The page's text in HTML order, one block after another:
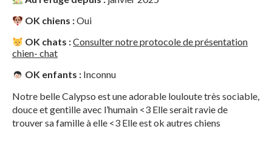
OK chiens :Oui
OK chats :Consulter notre protocole de présentation
chien- chat
OK enfants : Inconnu
Notre belle Calypso est une adorable louloute très sociable,
douce et gentille avec l’humain <3 Elle serait ravie de
trouver sa famille à elle <3 Elle est ok autres chiens